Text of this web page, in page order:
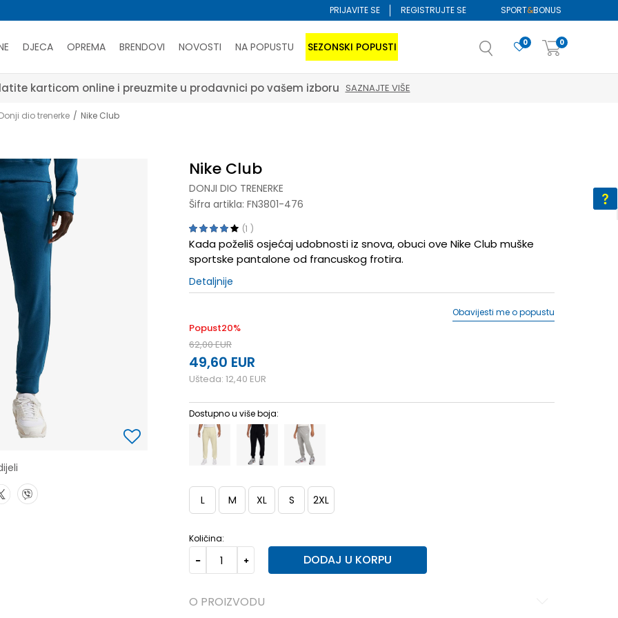
SPORT&BONUS
PRIJAVITE SE REGISTRUJTE SE
DJECA OPREMA BRENDOVI NOVOSTI NA POPUSTU SEZONSKI POPUSTI 0
0
Platite karticom online i preuzmite u prodavnici po vašem izboru SAZNAJTE VIŠE
dio trenerke Nike Club
Nike Club
DONJI DIO TRENERKE
Šifra artikla: FN3801-476
1
Kada poželiš osjećaj udobnosti iz snova, obuci ove Nike Club muške
sportske pantalone od francuskog frotira.
Detaljnije
Popust20%
62,00EUR
49,60 EUR
Ušteda: 12,40 EUR
Obavijesti me o popustu
Dostupno u više boja:
L M XL S 2XL
Količina:
DODAJ U KORPU
O PROIZVODU